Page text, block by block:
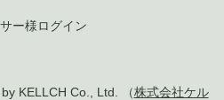
ー様ログイン
KELLCH Co., Ltd. （株式会社ケル